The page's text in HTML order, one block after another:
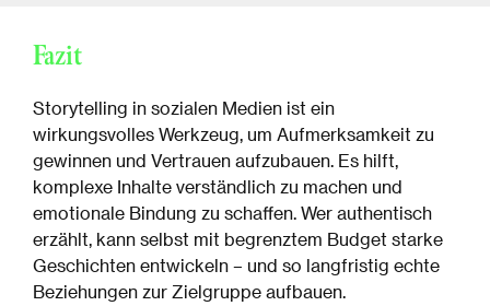
Fazit
Storytelling in sozialen Medien ist ein
wirkungsvolles Werkzeug, um Aufmerksamkeit zu
gewinnen und Vertrauen aufzubauen. Es hilft,
komplexe Inhalte verständlich zu machen und
emotionale Bindung zu schaffen. Wer authentisch
erzählt, kann selbst mit begrenztem Budget starke
Geschichten entwickeln – und so langfristig echte
Beziehungen zur Zielgruppe aufbauen.